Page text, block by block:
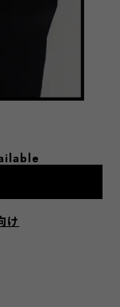
け